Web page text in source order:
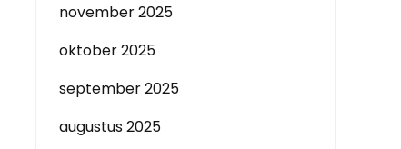
november 2025
oktober 2025
september 2025
augustus 2025